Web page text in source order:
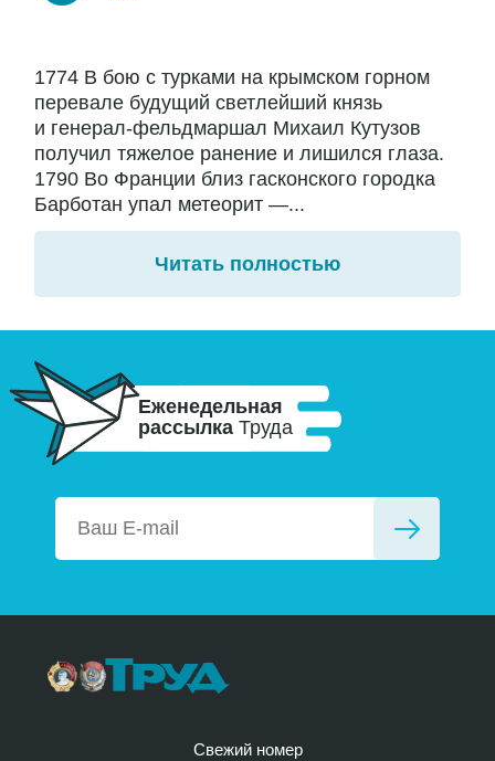
1774 В бою с турками на крымском горном
перевале будущий светлейший князь
и генерал-фельдмаршал Михаил Кутузов
получил тяжелое ранение и лишился глаза.
1790 Во Франции близ гасконского городка
Барботан упал метеорит —...
Читать полностью
Еженедельная
рассылка Труда
Свежий номер